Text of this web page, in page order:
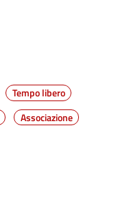
Tempo libero
Associazione